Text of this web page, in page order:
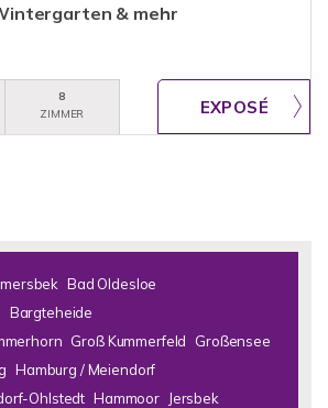
& mehr
8
ZIMMER
Bad Oldesloe
Bargteheide
Groß Kummerfeld
Großensee
Hamburg / Meiendorf
Ohlstedt Hammoor Jersbek